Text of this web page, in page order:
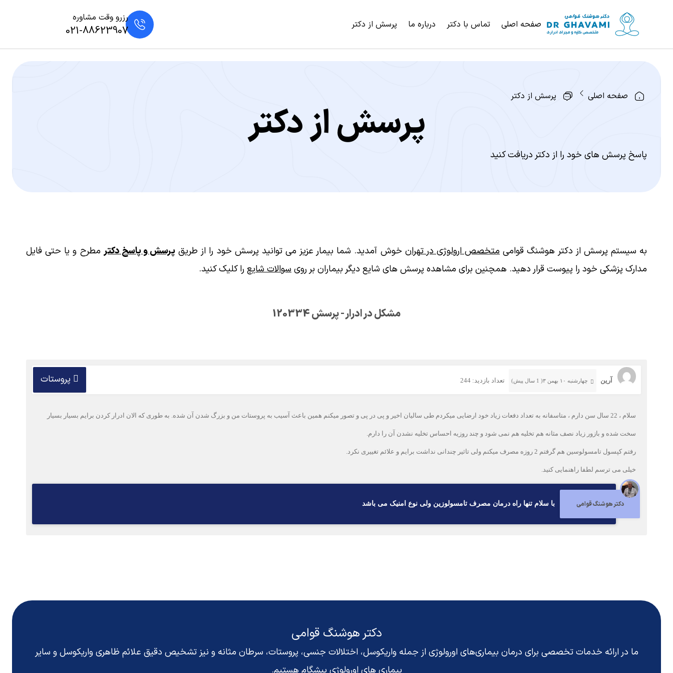
صفحه اصلی تماس با دکتر درباره ما پرسش از دکتر
رزرو وقت مشاوره
021-88623907
صفحه اصلی پرسش از دکتر
پرسش از دکتر
پاسخ پرسش های خود را از دکتر دریافت کنید
به سیستم پرسش از دکتر هوشنگ قوامیمتخصص ارولوژی در تهران خوش آمدید. شما بیمار عزیز می توانید پرسش خود را از طریق پرسش و پاسخ دکتر مطرح و یا حتی فایل
مدارک پزشکی خود را پیوست قرار دهید. همچنین برای مشاهده پرسش های شایع دیگر بیماران بر رویسوالات شایع را کلیک کنید.
مشکل در ادرار - پرسش 120334
آرین چهارشنبه ۱۰ بهمن ۳( 1 سال پیش) تعداد بازدید: 244 پروستات
سلام ، 22 سال سن دارم ، متاسفانه به تعداد دفعات زیاد خود ارضایی میکردم طی سالیان اخیر و پی در پی و تصور میکنم همین باعث آسیب به پروستات من و بزرگ شدن آن شده. به طوری که الان ادرار کردن برایم بسیار بسیار
سخت شده و بازور زیاد نصف مثانه هم تخلیه هم نمی شود و چند روزیه احساس تخلیه نشدن آن را دارم.
رفتم کپسول تامسولوسین هم گرفتم 2 روزه مصرف میکنم ولی تاثیر چندانی نداشت برایم و علائم تغییری نکرد.
خیلی می ترسم لطفا راهنمایی کنید.
دکتر هوشنگ قوامی با سلام تنها راه درمان مصرف تامسولوزین ولی نوع امنیک می باشد
دکتر هوشنگ قوامی
ما در ارائه خدمات تخصصی برای درمان بیماری‌های اورولوژی از جمله واریکوسل، اختلالات جنسی، پروستات، سرطان مثانه و نیز تشخیص دقیق علائم ظاهری واریکوسلو سایر